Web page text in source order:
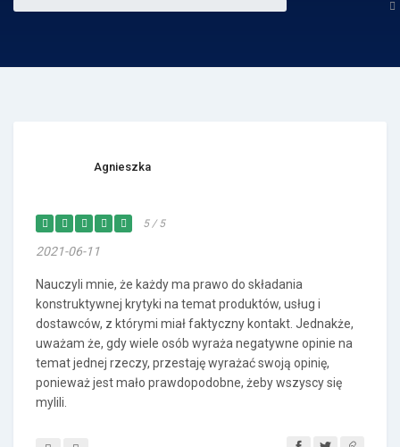
Agnieszka
5 / 5
2021-06-11
Nauczyli mnie, że każdy ma prawo do składania
konstruktywnej krytyki na temat produktów, usług i
dostawców, z którymi miał faktyczny kontakt. Jednakże,
uważam że, gdy wiele osób wyraża negatywne opinie na
temat jednej rzeczy, przestaję wyrażać swoją opinię,
ponieważ jest mało prawdopodobne, żeby wszyscy się
mylili.